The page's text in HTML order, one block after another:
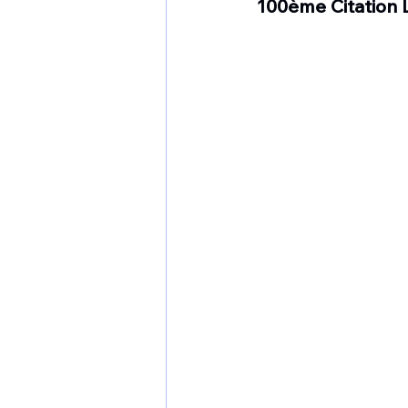
100ème Citation